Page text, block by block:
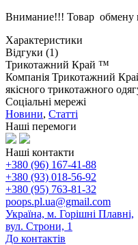
Внимание!!! Товар обмену
Характеристики
Відгуки (1)
Трикотажний Край ™
Компанія Трикотажний
якісного трикотажного
Соціальні мережі
Новини, Статті
Наші перемоги
Наші контакти
+380 (96) 167-41-88
+380 (93) 018-56-92
+380 (95) 763-81-32
poops.pl.ua@gmail.com
Україна, м. Горішні Плавні,
вул. Строни, 1
До контактів